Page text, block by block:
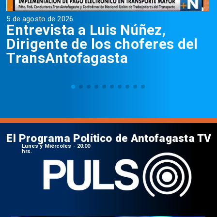
5 de agosto de 2026
Entrevista a Luis Núñez,
Dirigente de los choferes del
TransAntofagasta
El Programa Político de Antofagasta TV
Lunes y Miércoles - 20:00
hrs.